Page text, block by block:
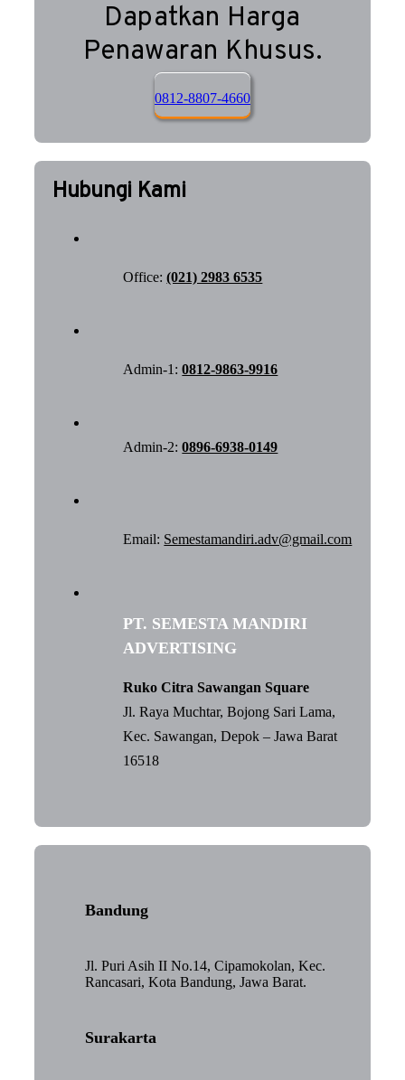
Dapatkan Harga
Penawaran Khusus.
0812-8807-4660
Hubungi Kami
Office:(021) 2983 6535
Admin-1:0812-9863-9916
Admin-2:0896-6938-0149
Email: Semestamandiri.adv@gmail.com
PT. SEMESTA MANDIRI
ADVERTISING
Ruko Citra Sawangan Square
Jl. Raya Muchtar, Bojong Sari Lama,
Kec. Sawangan, Depok – Jawa Barat
16518
Bandung
Jl. Puri Asih II No.14, Cipamokolan, Kec.
Rancasari, Kota Bandung, Jawa Barat.
Surakarta